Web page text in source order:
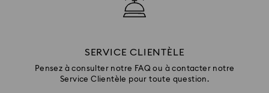
SERVICE CLIENTÈLE
Pensez à consulter notre FAQ ou à contacter notre
Service Clientèle pour toute question.